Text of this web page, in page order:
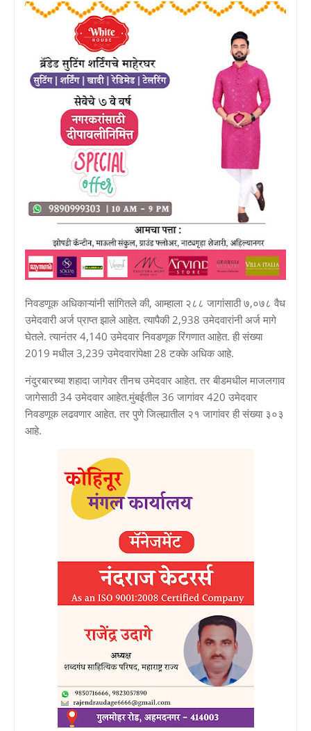
निवडणूक अधिकाऱ्यांनी सांगितले की, आम्हाला २८८ जागांसाठी ७,०७८ वैध
उमेदवारी अर्ज प्राप्त झाले आहेत. त्यापैकी 2,938 उमेदवारांनी अर्ज मागे
घेतले. त्यानंतर 4,140 उमेदवार निवडणूक रिंगणात आहेत. ही संख्या
2019 मधील 3,239 उमेदवारांपेक्षा 28 टक्के अधिक आहे.
नंदुरबारच्या शहादा जागेवर तीनच उमेदवार आहेत. तर बीडमधील माजलगाव
जागेसाठी 34 उमेदवार आहेत.मुंबईतील 36 जागांवर 420 उमेदवार
निवडणूक लढवणार आहेत. तर पुणे जिल्ह्यातील २१ जागांवर ही संख्या ३०३
आहे.